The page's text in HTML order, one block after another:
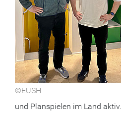
©EUSH
und Planspielen im Land aktiv.